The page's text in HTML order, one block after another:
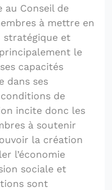
au Conseil de
à mettre en
stratégique et
le
capacités
dans ses
de
incite donc les
à soutenir
la création
l’économie
sociale et
sont